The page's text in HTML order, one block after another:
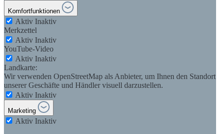
Komfortfunktionen
Aktiv Inaktiv
Merkzettel
Aktiv Inaktiv
YouTube-Video
Aktiv Inaktiv
Landkarte:
Wir verwenden OpenStreetMap als Anbieter, um Ihnen den Standort
unserer Geschäfte und Händler visuell darzustellen.
Aktiv Inaktiv
Marketing
Aktiv Inaktiv